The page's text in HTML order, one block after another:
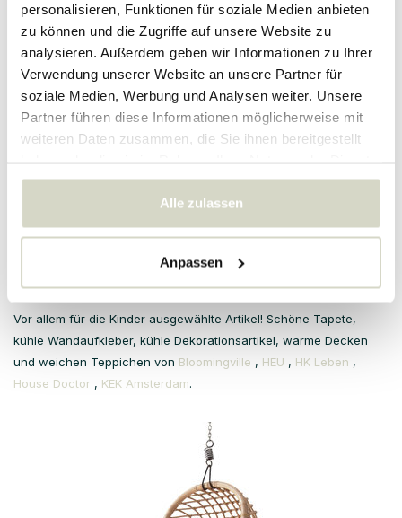
personalisieren, Funktionen für soziale Medien anbieten
zu können und die Zugriffe auf unsere Website zu
analysieren. Außerdem geben wir Informationen zu Ihrer
Verwendung unserer Website an unsere Partner für
soziale Medien, Werbung und Analysen weiter. Unsere
Partner führen diese Informationen möglicherweise mit
weiteren Daten zusammen, die Sie ihnen bereitgestellt
gesammelt haben.
Alle zulassen
Anpassen
Vor allem für die Kinder ausgewählte Artikel! Schöne Tapete,
kühle Wandaufkleber, kühle Dekorationsartikel, warme Decken
und weichen Teppichen von Bloomingville , HEU , HK Leben ,
House Doctor , KEK Amsterdam.